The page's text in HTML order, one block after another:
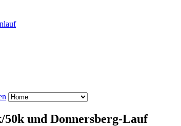
50k und Donnersberg-Lauf